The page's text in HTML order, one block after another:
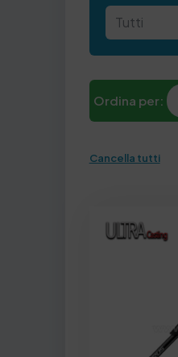
Ordina per:
Cancella tutti